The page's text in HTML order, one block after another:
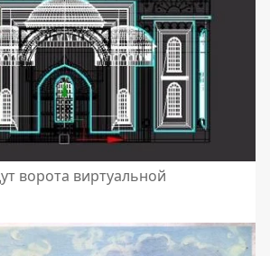
ворота виртуальной